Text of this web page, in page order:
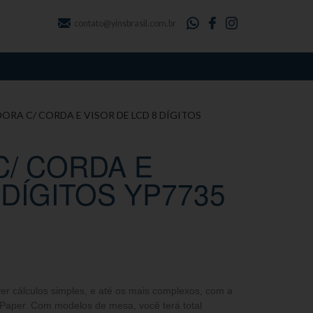
contato@yinsbrasil.com.br
C/ CORDA E VISOR DE LCD 8 DÍGITOS
CORDA E
YP7735
cálculos simples, e até os mais complexos, com a
Com modelos de mesa, você terá total